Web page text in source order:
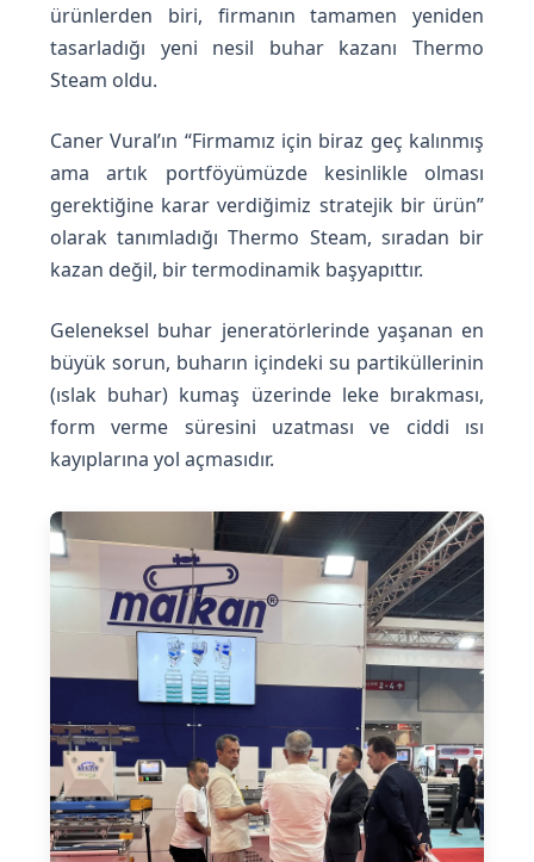
ürünlerden biri, firmanın tamamen yeniden
tasarladığı yeni nesil buhar kazanı Thermo
Steam oldu.
Caner Vural’ın “Firmamız için biraz geç kalınmış
ama artık portföyümüzde kesinlikle olması
gerektiğine karar verdiğimiz stratejik bir ürün”
olarak tanımladığı Thermo Steam, sıradan bir
kazan değil, bir termodinamik başyapıttır.
Geleneksel buhar jeneratörlerinde yaşanan en
büyük sorun, buharın içindeki su partiküllerinin
(ıslak buhar) kumaş üzerinde leke bırakması,
form verme süresini uzatması ve ciddi ısı
kayıplarına yol açmasıdır.